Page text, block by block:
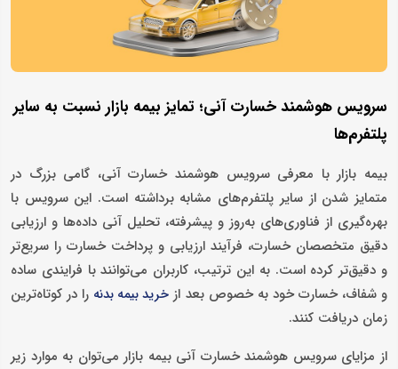
سرویس هوشمند خسارت آنی؛ تمایز بیمه بازار نسبت به سایر
پلتفرم‌ها
بیمه بازار با معرفی سرویس هوشمند خسارت آنی، گامی بزرگ در
متمایز شدن از سایر پلتفرم‌های مشابه برداشته است. این سرویس با
بهره‌گیری از فناوری‌های به‌روز و پیشرفته، تحلیل آنی داده‌ها و ارزیابی
دقیق متخصصان خسارت، فرآیند ارزیابی و پرداخت خسارت را سریع‌تر
و دقیق‌تر کرده است. به این ترتیب، کاربران می‌توانند با فرایندی ساده
و شفاف، خسارت خود به خصوص بعد از خرید بیمه بدنه را در کوتاه‌ترین
زمان دریافت کنند.
از مزایای سرویس هوشمند خسارت آنی بیمه بازار می‌توان به موارد زیر